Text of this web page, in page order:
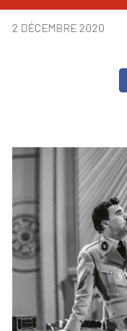
2 DÉCEMBRE 2020